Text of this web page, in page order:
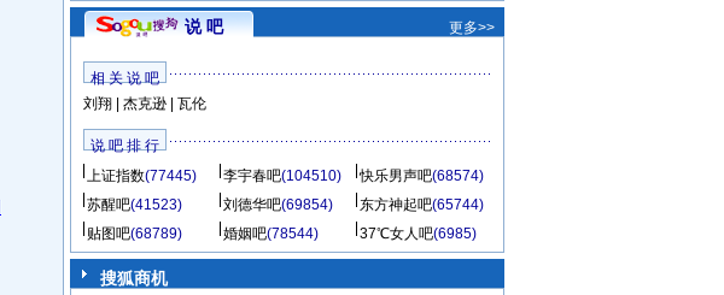
说 吧 更多>>
相 关 说 吧
刘翔
杰克逊| 瓦伦
说 吧 排 行
上证指数(77445) 李宇春吧(104510) 快乐男声吧(68574)
苏醒吧(41523) 刘德华吧(69854) 东方神起吧(65744)
贴图吧(68789) 婚姻吧(78544) 37℃女人吧(6985)
搜狐商机